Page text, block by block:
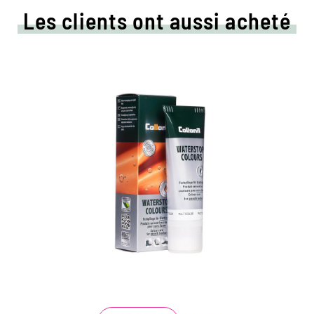
Les clients ont aussi acheté
Crème de couleur colorée
et d'imprégnation
Maintient tous les matériaux de cuir lisse et
de haute technologie avec effet
d'imprégnation